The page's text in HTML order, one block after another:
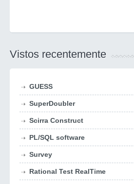
Vistos recentemente
GUESS
SuperDoubler
Scirra Construct
PL/SQL software
Survey
Rational Test RealTime